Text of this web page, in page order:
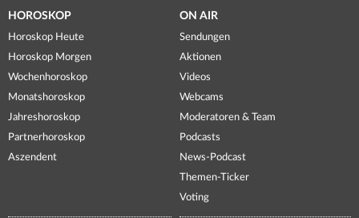
HOROSKOP
Horoskop Heute
Horoskop Morgen
Wochenhoroskop
Monatshoroskop
Jahreshoroskop
Partnerhoroskop
Aszendent
ON AIR
Sendungen
Aktionen
Videos
Webcams
Moderatoren & Team
Podcasts
News-Podcast
Themen-Ticker
Voting